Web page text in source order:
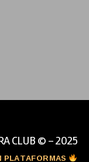
CLUB © - 2025
PLATAFORMAS